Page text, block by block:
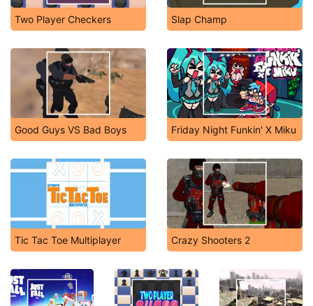
Two Player Checkers Slap Champ
Good Guys VS Bad Boys Friday Night Funkin' X Miku
Tic Tac Toe Multiplayer Crazy Shooters 2